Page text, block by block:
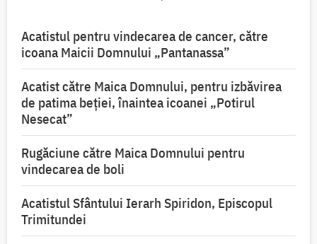
Acatistul pentru vindecarea de cancer, către
icoana Maicii Domnului „Pantanassa”
Acatist către Maica Domnului, pentru izbăvirea
de patima beției, înaintea icoanei „Potirul
Nesecat”
Rugăciune către Maica Domnului pentru
vindecarea de boli
Acatistul Sfântului Ierarh Spiridon, Episcopul
Trimitundei